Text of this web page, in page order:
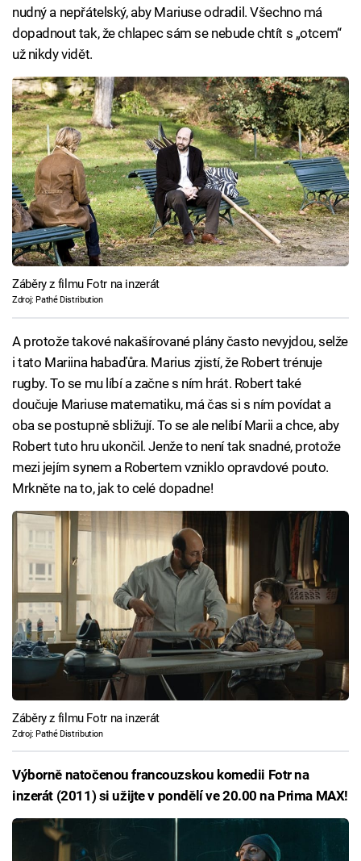
nudný a nepřátelský, aby Mariuse odradil. Všechno má
dopadnout tak, že chlapec sám se nebude chtít s „otcem“
už nikdy vidět.
Záběry z filmu Fotr na inzerát
Zdroj: Pathé Distribution
A protože takové nakašírované plány často nevyjdou, selže
i tato Mariina habaďůra. Marius zjistí, že Robert trénuje
rugby. To se mu líbí a začne s ním hrát. Robert také
doučuje Mariuse matematiku, má čas si s ním povídat a
oba se postupně sbližují. To se ale nelíbí Marii a chce, aby
Robert tuto hru ukončil. Jenže to není tak snadné, protože
mezi jejím synem a Robertem vzniklo opravdové pouto.
Mrkněte na to, jak to celé dopadne!
Záběry z filmu Fotr na inzerát
Zdroj: Pathé Distribution
Výborně natočenou francouzskou komedii Fotr na
inzerát (2011) si užijte v pondělí ve 20.00 na Prima MAX!